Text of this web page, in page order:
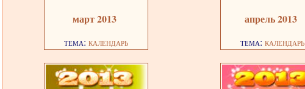
март 2013
тема: календарь
апрель 2013
тема: календарь